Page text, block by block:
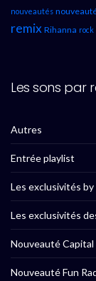
nouveautés
remix Rihanna rock
Les sons par
Autres
Entrée playlist
Les exclusivités
Les exclusivités
Nouveauté Capital
Nouveauté Fun